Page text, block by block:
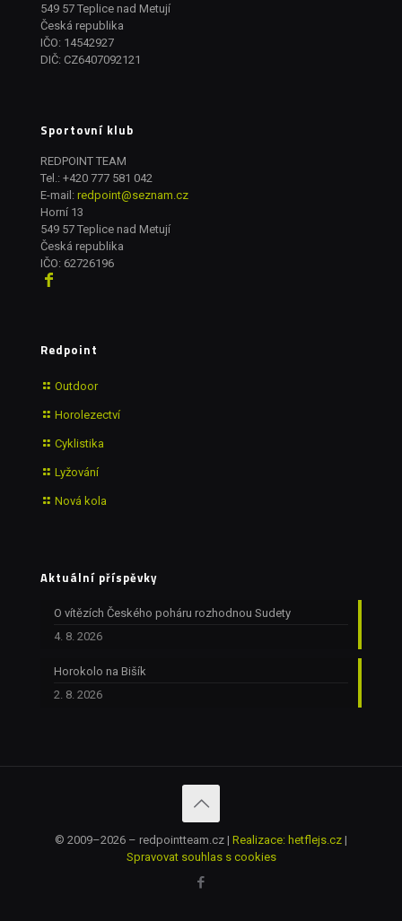
549 57 Teplice nad Metují
Česká republika
IČO: 14542927
DIČ: CZ6407092121
Sportovní klub
REDPOINT TEAM
Tel.: +420 777 581 042
E-mail: redpoint@seznam.cz
Horní 13
549 57 Teplice nad Metují
Česká republika
IČO: 62726196
Redpoint
Outdoor
Horolezectví
Cyklistika
Lyžování
Nová kola
Aktuální příspěvky
O vítězích Českého poháru rozhodnou Sudety
4. 8. 2026
Horokolo na Bišík
2. 8. 2026
© 2009–2026 – redpointteam.cz | Realizace: hetflejs.cz |
Spravovat souhlas s cookies